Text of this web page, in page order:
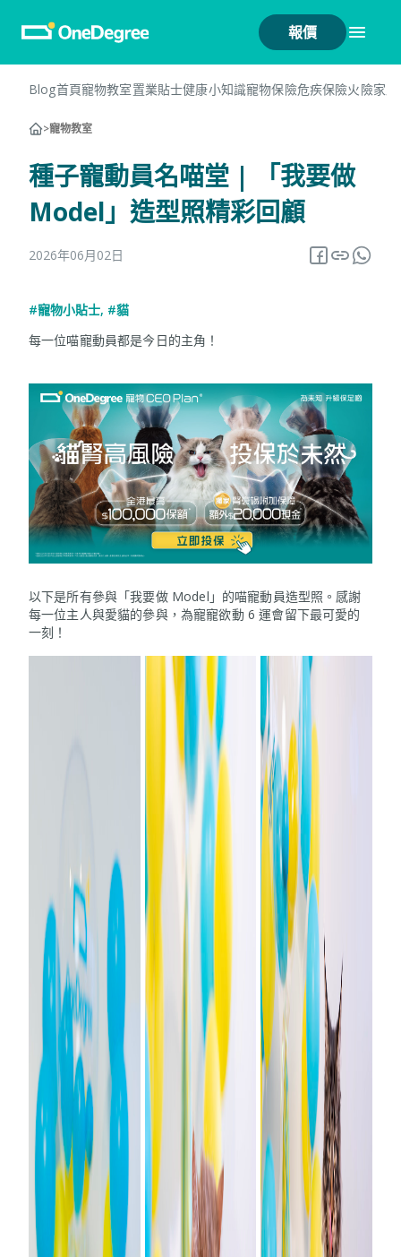
報價
Blog首頁寵物教室置業貼士健康小知識寵物保險危疾保險火險家
>寵物教室
種子寵動員名喵堂 | 「我要做
Model」造型照精彩回顧
2026年06月02日
#寵物小貼士, #貓
每一位喵寵動員都是今日的主角！
以下是所有參與「我要做 Model」的喵寵動員造型照。感謝
每一位主人與愛貓的參與，為寵寵欲動 6 運會留下最可愛的
一刻！